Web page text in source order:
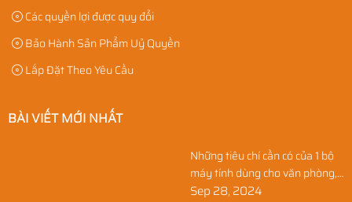
Các quyền lợi được quy đổi
Bảo Hành Sản Phẩm Uỷ Quyền
Lắp Đặt Theo Yêu Cầu
BÀI VIẾT MỚI NHẤT
Những tiêu chí cần có của 1 bộ
máy tính dùng cho văn phòng,
học sinh, và gia đình
Sep 28, 2024